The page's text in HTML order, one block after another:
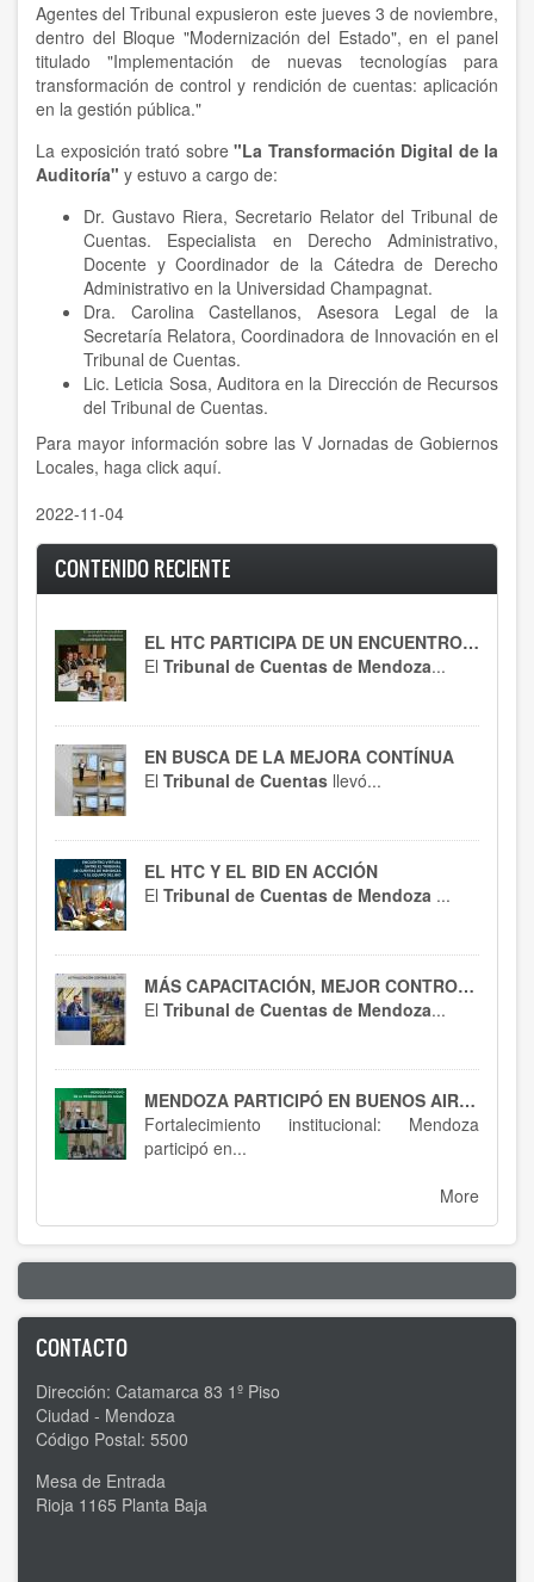
Agentes del Tribunal expusieron este jueves 3 de noviembre,
dentro del Bloque "Modernización del Estado", en el panel
titulado "Implementación de nuevas tecnologías para
transformación de control y rendición de cuentas: aplicación
en la gestión pública."
La exposición trató sobre "La Transformación Digital de la
Auditoría" y estuvo a cargo de:
Dr. Gustavo Riera, Secretario Relator del Tribunal de
Cuentas. Especialista en Derecho Administrativo,
Docente y Coordinador de la Cátedra de Derecho
Administrativo en la Universidad Champagnat.
Dra. Carolina Castellanos, Asesora Legal de la
Secretaría Relatora, Coordinadora de Innovación en el
Tribunal de Cuentas.
Lic. Leticia Sosa, Auditora en la Dirección de Recursos
del Tribunal de Cuentas.
Para mayor información sobre las V Jornadas de Gobiernos
Locales, haga click aquí.
2022-11-04
CONTENIDO RECIENTE
EL HTC PARTICIPA DE UN ENCUENTRO CLAVE
El Tribunal de Cuentas de Mendoza...
EN BUSCA DE LA MEJORA CONTÍNUA
El Tribunal de Cuentas llevó...
EL HTC Y EL BID EN ACCIÓN
El Tribunal de Cuentas de Mendoza ...
MÁS CAPACITACIÓN, MEJOR CONTROL : EL HTC SE ACTUALIZA EN RT 54
El Tribunal de Cuentas de Mendoza...
MENDOZA PARTICIPÓ EN BUENOS AIRES : SPTCRA
Fortalecimiento institucional: Mendoza
participó en...
More
CONTACTO
Dirección: Catamarca 83 1º Piso
Ciudad - Mendoza
Código Postal: 5500
Mesa de Entrada
Rioja 1165 Planta Baja